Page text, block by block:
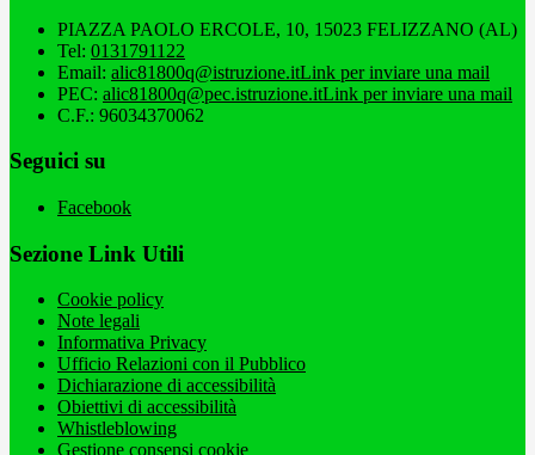
PIAZZA PAOLO ERCOLE, 10, 15023 FELIZZANO (AL)
Tel: 0131791122
Email: alic81800q@istruzione.itLink per inviare una mail
PEC: alic81800q@pec.istruzione.itLink per inviare una mail
C.F.: 96034370062
Seguici su
Facebook
Sezione Link Utili
Cookie policy
Note legali
Informativa Privacy
Ufficio Relazioni con il Pubblico
Dichiarazione di accessibilità
Obiettivi di accessibilità
Whistleblowing
Gestione consensi cookie